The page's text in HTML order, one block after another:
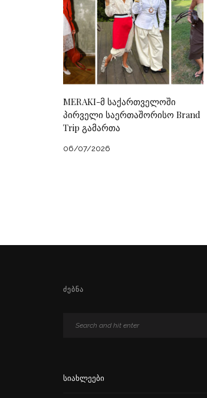
MERAKI-მ საქართველოში
პირველი საერთაშორისო Brand
Trip გამართა
06/07/2026
ᲫᲔᲑᲜᲐ
Სიახლეები